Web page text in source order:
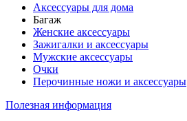
Аксессуары для дома
Багаж
Женские аксессуары
Зажигалки и аксессуары
Мужские аксессуары
Очки
Перочинные ножи и аксессуары
Полезная информация